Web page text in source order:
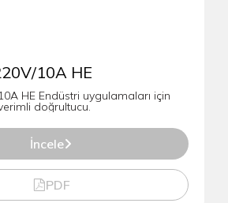
10A HE
HE Endüstri uygulamaları için
doğrultucu.
İncele
PDF